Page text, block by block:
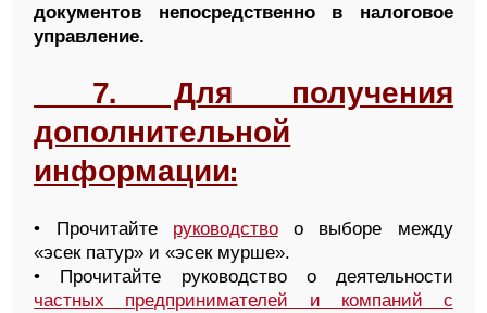
документов непосредственно в налоговое
управление.
7. Для получения
дополнительной
информации:
• Прочитайте руководствоо выборе между
«эсек патур» и «эсек мурше».
• Прочитайте руководство о деятельности
частных предпринимателей и компаний с